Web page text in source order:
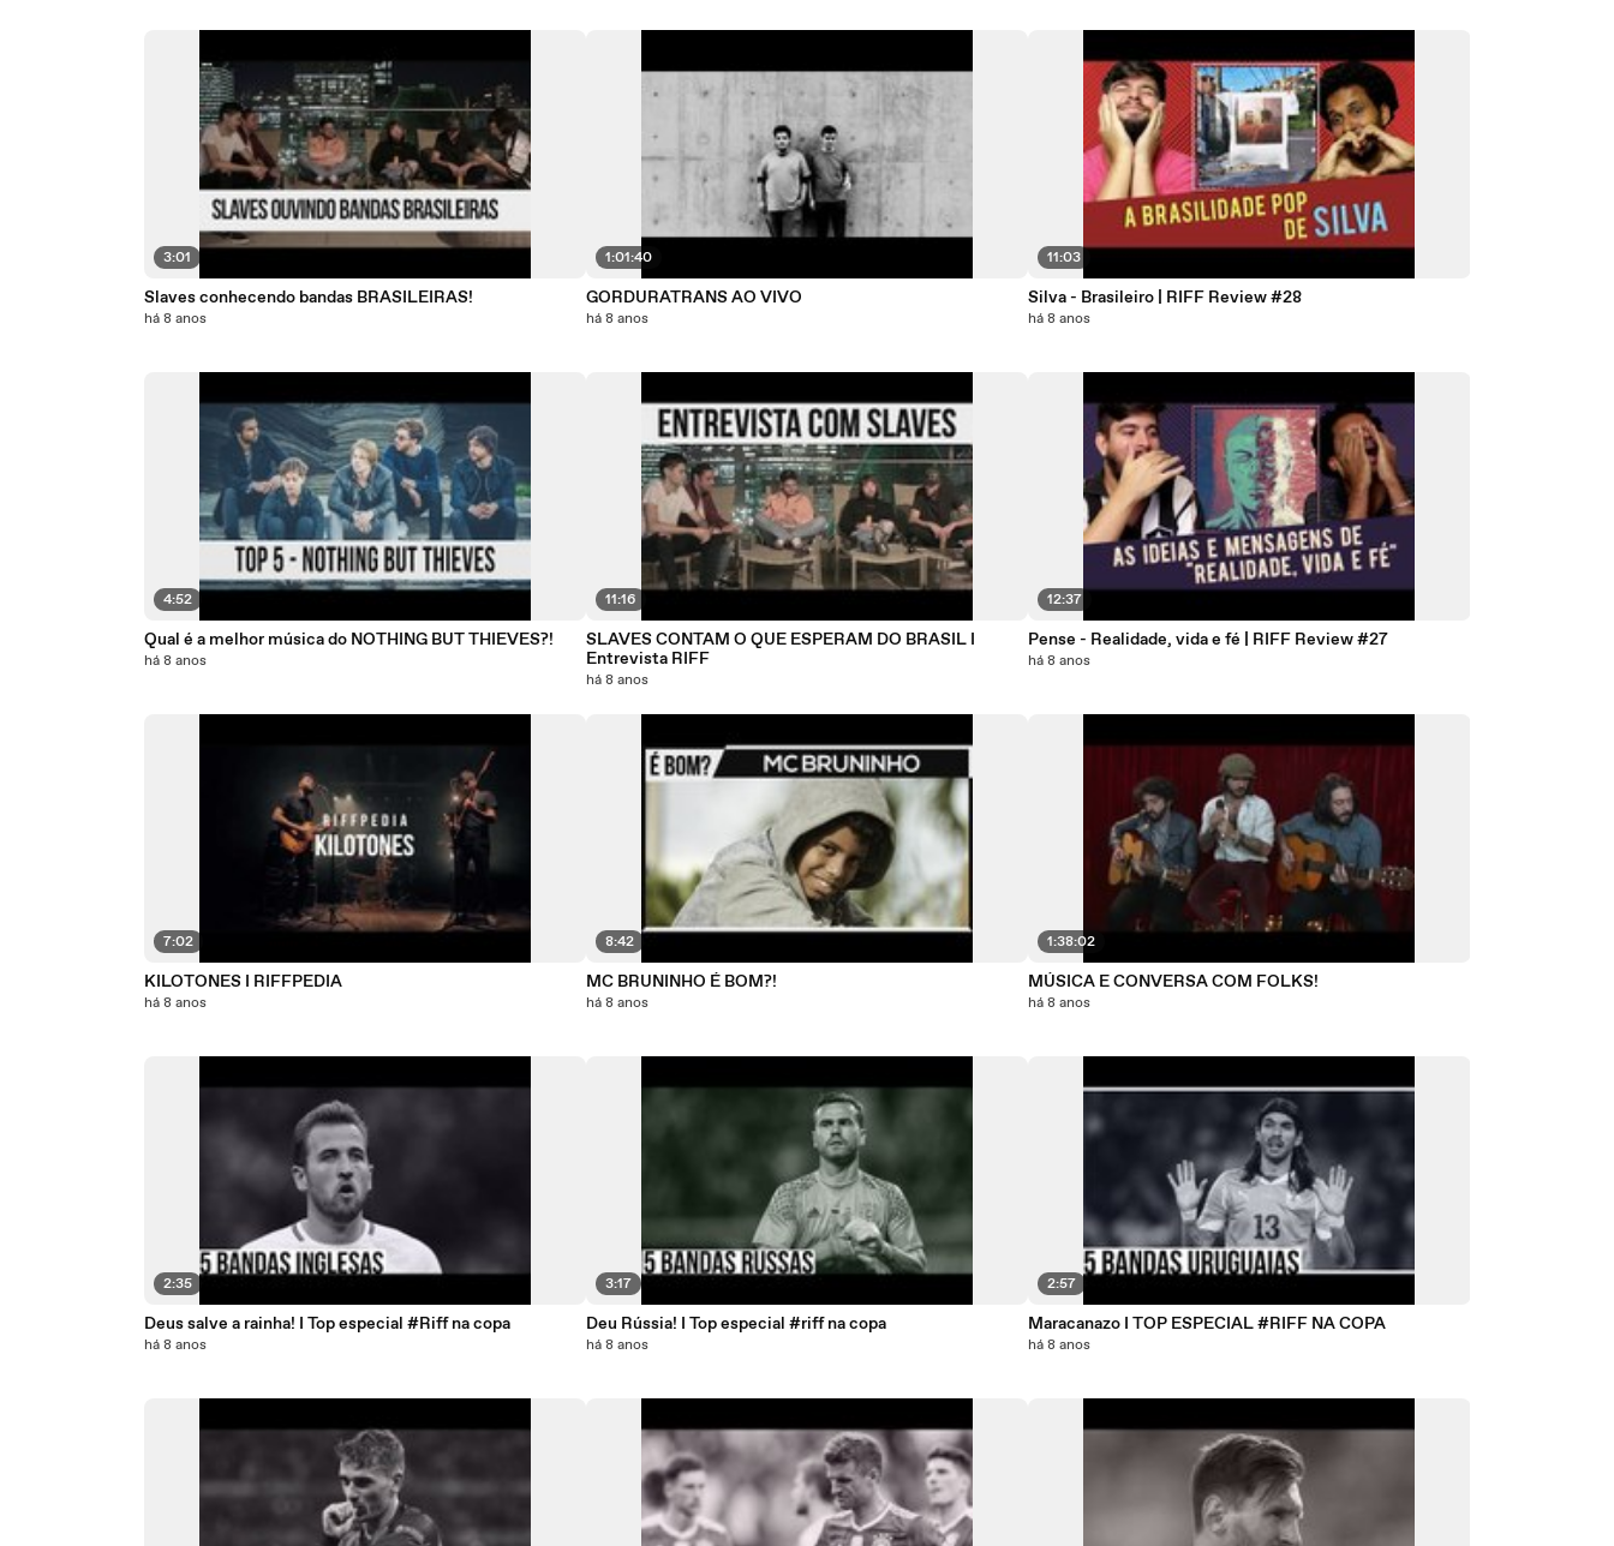
3:01
Slaves conhecendo bandas BRASILEIRAS!
há 8 anos
4:52
Qual é a melhor música do NOTHING BUT THIEVES?!
há 8 anos
7:02
KILOTONES I RIFFPEDIA
há 8 anos
2:35
Deus salve a rainha! I Top especial #Riff na copa
há 8 anos
1:01:40
GORDURATRANS AO VIVO
há 8 anos
11:16
SLAVES CONTAM O QUE ESPERAM DO BRASIL I
Entrevista RIFF
há 8 anos
8:42
MC BRUNINHO É BOM?!
há 8 anos
3:17
Deu Rússia! I Top especial #riff na copa
há 8 anos
11:03
Silva - Brasileiro | RIFF Review #28
há 8 anos
12:37
Pense - Realidade, vida e fé | RIFF Review #27
há 8 anos
1:38:02
MÚSICA E CONVERSA COM FOLKS!
há 8 anos
2:57
Maracanazo I TOP ESPECIAL #RIFF NA COPA
há 8 anos